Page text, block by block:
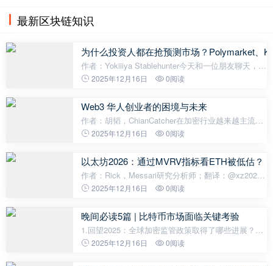
最新区块链知识
为什么投资人都在抢预测市场？Polymarket、
作者：Yokiiiya Stablehunter今天和一位朋友聊天，他
抛出了一个很有意思的问题：“如果 Crypto × Fintech
是谁？换句话说，这个领
2025年12月16日 0阅读
Web3 华人创业者的困境与未来
作者：胡韬，ChianCatcher在加密行业越来越主流化
之际，华人创业者离舞台中央却似乎越来越远了。曾
包括币安、OKX、Bybit、Bitget、Ga
2025年12月16日 0阅读
以太坊2026：通过MVRV指标看ETH被低估？
作者：Rick，Messari研究分析师；翻译：@xz2026
年即将到来，此时的以太坊价格与基本面的关系比自
12月16日，以太坊价格跌破3000美元。通
2025年12月16日 0阅读
晚间必读5篇 | 比特币市场面临关键考验
1.回望2025：全球加密监管政策取得了哪些进展？
2025年接近尾声，值此辞旧迎新之际，推出“回望
2025年12月16日 0阅读